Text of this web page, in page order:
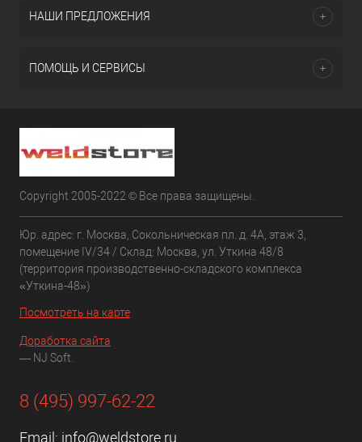
НАШИ ПРЕДЛОЖЕНИЯ
ПОМОЩЬ И СЕРВИСЫ
Copyright 2005-2022 © Все права защищены.
Юр. адрес: г. Москва, Сокольническая пл. д. 4А, этаж 3,
помещение IV/34 / Склад: Москва, ул. Уткина 48/8
(территория производственно-складского комплекса
«Уткина-48»)
Посмотреть на карте
Доработка сайта
— NJ Soft.
8 (495) 997-62-22
Email: info@weldstore.ru